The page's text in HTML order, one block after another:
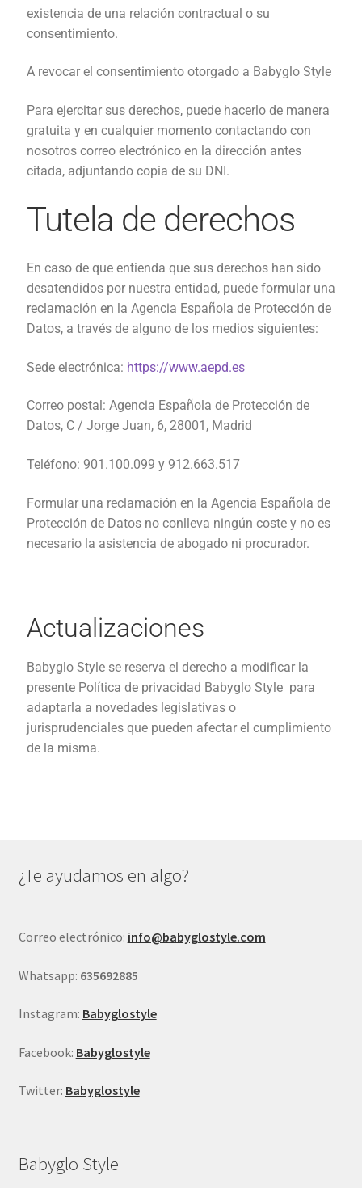
existencia de una relación contractual o su
consentimiento.
A revocar el consentimiento otorgado a Babyglo Style
Para ejercitar sus derechos, puede hacerlo de manera
gratuita y en cualquier momento contactando con
nosotros correo electrónico en la dirección antes
citada, adjuntando copia de su DNI.
Tutela de derechos
En caso de que entienda que sus derechos han sido
desatendidos por nuestra entidad, puede formular una
reclamación en la Agencia Española de Protección de
Datos, a través de alguno de los medios siguientes:
Sede electrónica: https://www.aepd.es
Correo postal: Agencia Española de Protección de
Datos, C / Jorge Juan, 6, 28001, Madrid
Teléfono: 901.100.099 y 912.663.517
Formular una reclamación en la Agencia Española de
Protección de Datos no conlleva ningún coste y no es
necesario la asistencia de abogado ni procurador.
Actualizaciones
Babyglo Style se reserva el derecho a modificar la
presente Política de privacidad Babyglo Style para
adaptarla a novedades legislativas o
jurisprudenciales que pueden afectar el cumplimiento
de la misma.
¿Te ayudamos en algo?
Correo electrónico: info@babyglostyle.com
Whatsapp: 635692885
Instagram: Babyglostyle
Facebook: Babyglostyle
Twitter: Babyglostyle
Babyglo Style